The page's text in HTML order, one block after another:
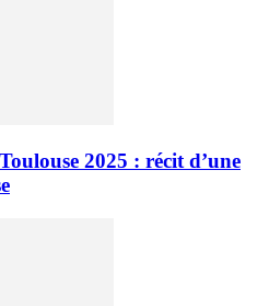
2025 : récit d’une